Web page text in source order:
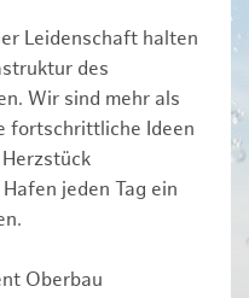
Leidenschaft halten
des
Wir sind mehr als
fortschrittliche Ideen
jeden Tag ein
Oberbau